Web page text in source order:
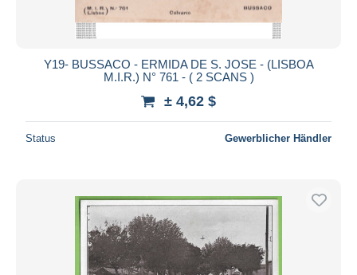
Y19- BUSSACO - ERMIDA DE S. JOSE - (LISBOA
M.I.R.) N° 761 - ( 2 SCANS )
± 4,62 $
Status Gewerblicher Händler